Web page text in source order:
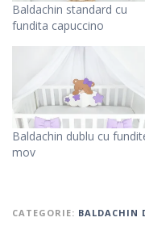
Baldachin standard cu
fundita capuccino
Baldachin dublu cu
mov
CATEGORIE: BALDACHIN